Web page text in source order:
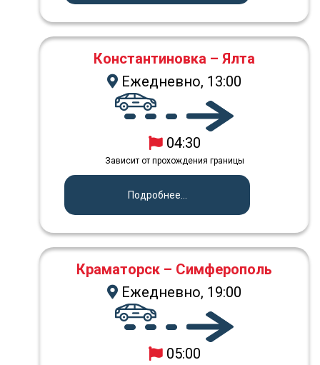
Константиновка – Ялта
Ежедневно, 13:00
04:30
Зависит от прохождения границы
Подробнее...
Краматорск – Симферополь
Ежедневно, 19:00
05:00